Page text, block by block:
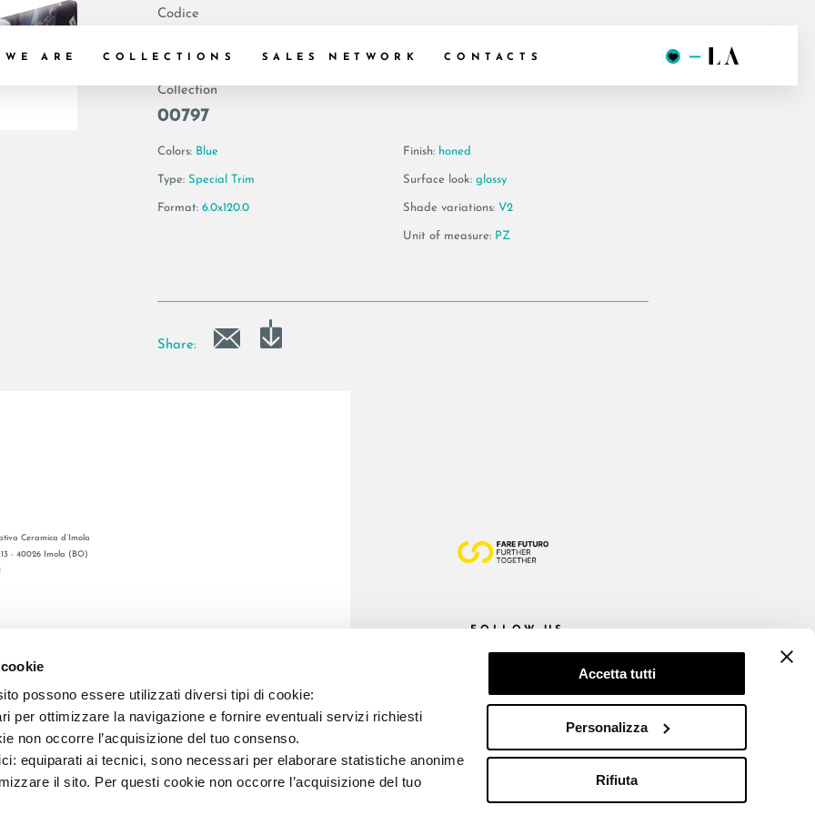
possono essere utilizzati diversi tipi di cookie:
per ottimizzare la navigazione e fornire eventuali servizi richiesti
non occorre l’acquisizione del tuo consenso.
equiparati ai tecnici, sono necessari per elaborare statistiche anonime
il sito. Per questi cookie non occorre l’acquisizione del tuo
Accetta tutti
Personalizza
Rifiuta
WE ARE COLLECTIONS SALES NETWORK CONTACTS
Codice
Collection
00797
Colors: Blue
Type: Special Trim
Format: 6.0x120.0
Finish: honed
Surface look: glossy
Shade variations: V2
Unit of measure: PZ
Share:
Ceramica d’Imola
- 40026 Imola (BO)
FOLLOW US
E REG. IMPR. BO 00286900378 R.E.A. BO 5545